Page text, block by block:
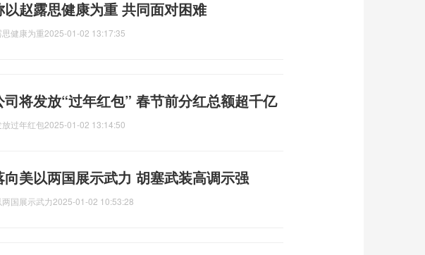
赵露思健康为重 共同面对困难
健康为重2025-01-02 13:17:35
司将发放“过年红包” 春节前分红总额超千亿
过年红包2025-01-02 13:14:50
美以两国展示武力 胡塞武装高调示强
国展示武力2025-01-02 10:53:28